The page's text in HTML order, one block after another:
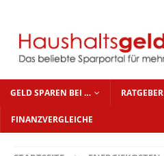
GELD SPAREN BEI … RATGEBER
FINANZVERGLEICHE